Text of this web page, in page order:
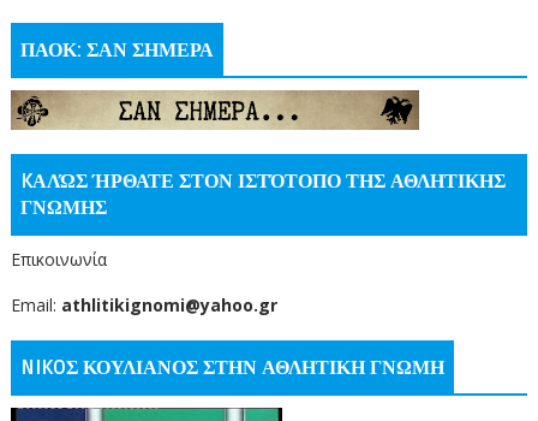
ΠΑΟΚ: ΣΑΝ ΣΗΜΕΡΑ
KΑΛΏΣ ΉΡΘΑΤΕ ΣΤΟΝ ΙΣΤΌΤΟΠΟ ΤΗΣ ΑΘΛΗΤΙΚΗΣ
ΓΝΩΜΗΣ
Επικοινωνία
Email: athlitikignomi@yahoo.gr
NIKOΣ ΚΟΥΛΙΑΝΟΣ ΣΤΗΝ ΑΘΛΗΤΙΚΗ ΓΝΩΜΗ